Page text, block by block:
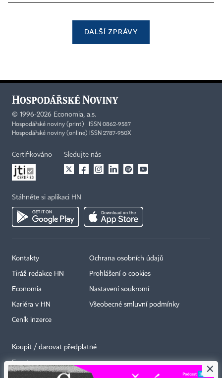
DALŠÍ ZPRÁVY
© 1996-2026 Economia, a.s.
Hospodářské noviny (print) ISSN 0862-9587
Hospodářské noviny (online) ISSN 2787-950X
Certifikováno Sledujte nás
Stáhněte si aplikaci HN
Kontakty
Tiráž redakce HN
Economia
Kariéra v HN
Ceník inzerce
Ochrana osobních údajů
Prohlášení o cookies
Nastavení soukromí
Všeobecné smluvní podmínky
Koupit / darovat předplatné
Eventy ×